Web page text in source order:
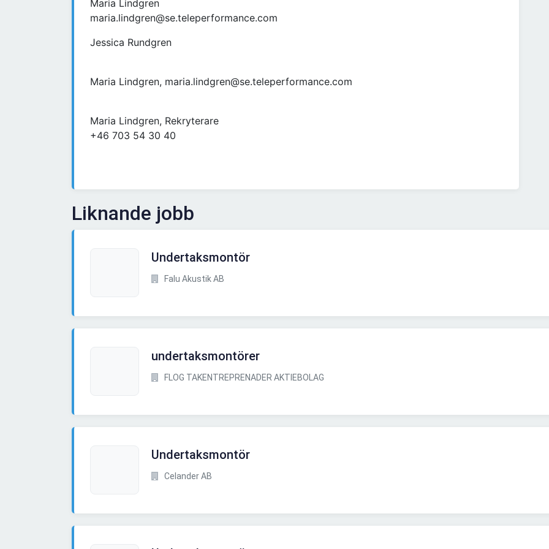
Maria Lindgren
maria.lindgren@se.teleperformance.com
Jessica Rundgren
Maria Lindgren, maria.lindgren@se.teleperformance.com
Maria Lindgren, Rekryterare
+46 703 54 30 40
Liknande jobb
Undertaksmontör
Falu Akustik AB
undertaksmontörer
FLOG TAKENTREPRENADER AKTIEBOLAG
Undertaksmontör
Celander AB